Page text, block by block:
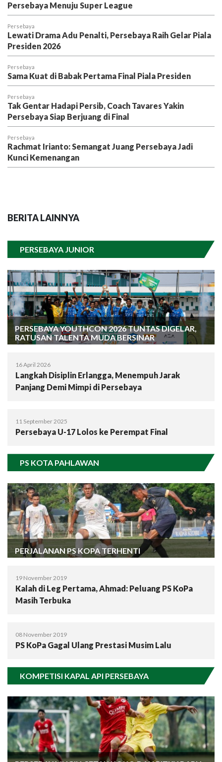
Persebaya Menuju Super League
Persebaya
Lewati Drama Adu Penalti, Persebaya Raih Gelar Piala
Presiden 2026
Persebaya
Sama Kuat di Babak Pertama Final Piala Presiden
Persebaya
Tak Gentar Hadapi Persib, Coach Tavares Yakin
Persebaya Siap Berjuang di Final
Persebaya
Rachmat Irianto: Semangat Juang Persebaya Jadi
Kunci Kemenangan
BERITA LAINNYA
PERSEBAYA JUNIOR
PERSEBAYA YOUTHCON 2026 TUNTAS DIGELAR,
RATUSAN TALENTA MUDA BERSINAR
16 April 2026
Langkah Disiplin Erlangga, Menempuh Jarak
Panjang Demi Mimpi di Persebaya
11 September 2025
Persebaya U-17 Lolos ke Perempat Final
PS KOTA PAHLAWAN
PERJALANAN PS KOPA TERHENTI
19 November 2019
Kalah di Leg Pertama, Ahmad: Peluang PS KoPa
Masih Terbuka
08 November 2019
PS KoPa Gagal Ulang Prestasi Musim Lalu
KOMPETISI KAPAL API PERSEBAYA